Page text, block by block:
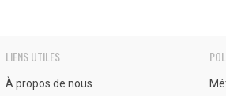
LIENS UTILES
À propos de nous